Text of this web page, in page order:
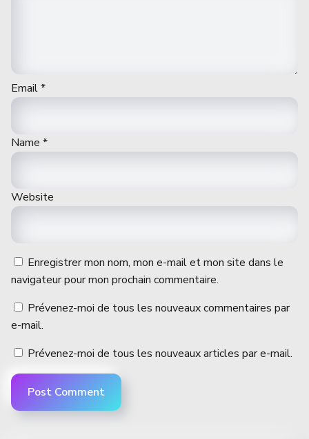
Email*
Name *
Website
Enregistrer mon nom, mon e-mail et mon site dans le
navigateur pour mon prochain commentaire.
Prévenez-moi de tous les nouveaux commentaires par
e-mail.
Prévenez-moi de tous les nouveaux articles par e-mail.